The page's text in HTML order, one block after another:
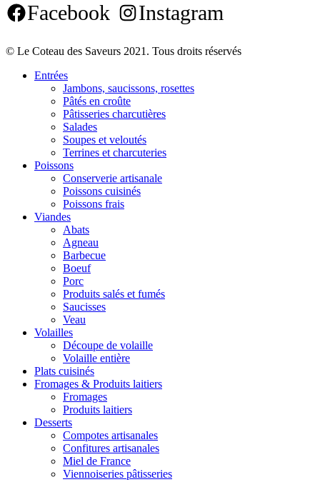
Facebook Instagram
© Le Coteau des Saveurs 2021. Tous droits réservés
Entrées
Jambons, saucissons, rosettes
Pâtés en croûte
Pâtisseries charcutières
Salades
Soupes et veloutés
Terrines et charcuteries
Poissons
Conserverie artisanale
Poissons cuisinés
Poissons frais
Viandes
Abats
Agneau
Barbecue
Boeuf
Porc
Produits salés et fumés
Saucisses
Veau
Volailles
Découpe de volaille
Volaille entière
Plats cuisinés
Fromages & Produits laitiers
Fromages
Produits laitiers
Desserts
Compotes artisanales
Confitures artisanales
Miel de France
Viennoiseries pâtisseries